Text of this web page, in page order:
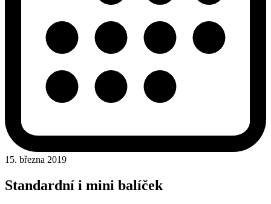
15. března 2019
Standardní i mini balíček